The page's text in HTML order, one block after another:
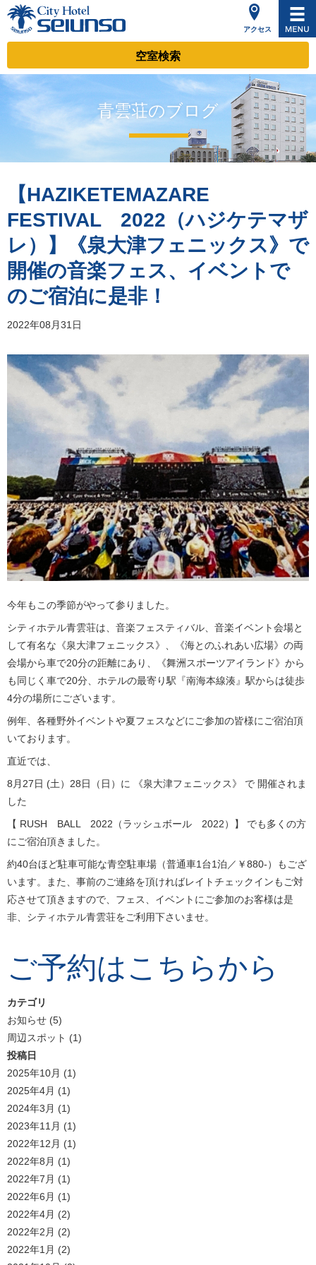
アクセス
空室検索
青雲荘のブログ
【HAZIKETEMAZARE
FESTIVAL 2022（ハジケテマザ
レ）】《泉大津フェニックス》で
開催の音楽フェス、イベントで
のご宿泊に是非！
2022年08月31日
今年もこの季節がやって参りました。
シティホテル青雲荘は、音楽フェスティバル、音楽イベント会場と
して有名な《泉大津フェニックス》、《海とのふれあい広場》の両
会場から車で20分の距離にあり、《舞洲スポーツアイランド》から
も同じく車で20分、ホテルの最寄り駅『南海本線湊』駅からは徒歩
4分の場所にございます。
例年、各種野外イベントや夏フェスなどにご参加の皆様にご宿泊頂
いております。
直近では、
8月27日 (土）28日（日）に 《泉大津フェニックス》 で 開催されま
した
【 RUSH BALL 2022（ラッシュボール 2022）】 でも多くの方
にご宿泊頂きました。
約40台ほど駐車可能な青空駐車場（普通車1台1泊／￥880‐）もござ
います。また、事前のご連絡を頂ければレイトチェックインもご対
応させて頂きますので、フェス、イベントにご参加のお客様は是
非、シティホテル青雲荘をご利用下さいませ。
ご予約はこちらから
カテゴリ
お知らせ (5)
周辺スポット (1)
投稿日
2025年10月 (1)
2025年4月 (1)
2024年3月 (1)
2023年11月 (1)
2022年12月 (1)
2022年8月 (1)
2022年7月 (1)
2022年6月 (1)
2022年4月 (2)
2022年2月 (2)
2022年1月 (2)